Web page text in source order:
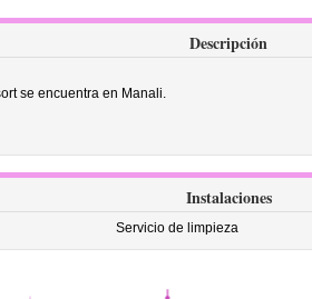
Descripción
se encuentra en Manali.
Instalaciones
Servicio de limpieza